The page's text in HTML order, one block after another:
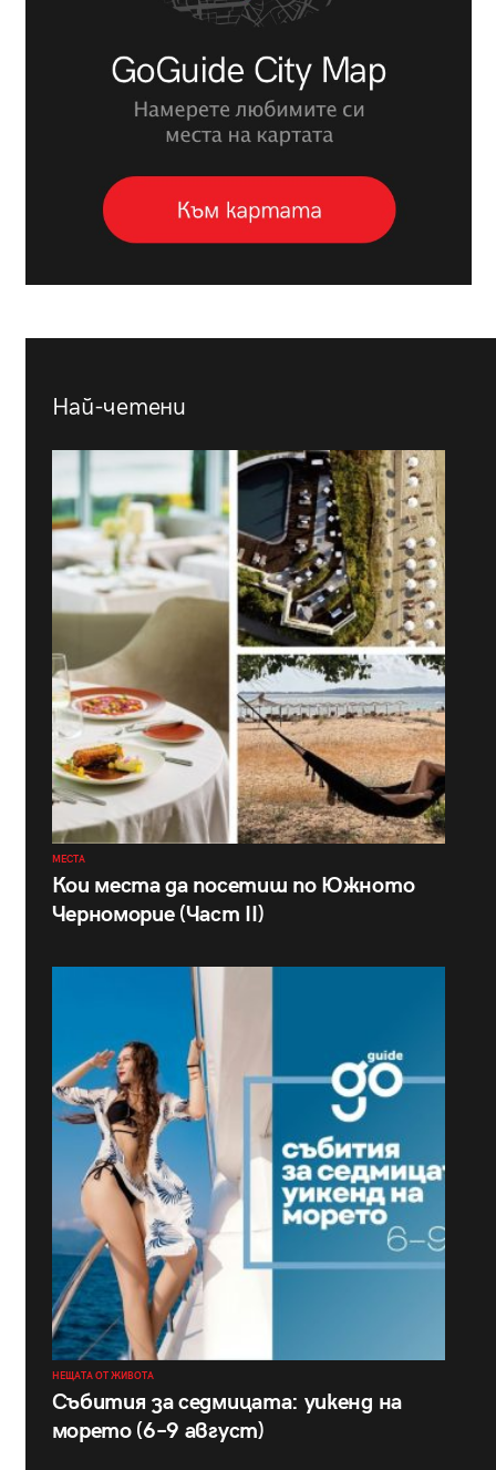
Най-четени
МЕСТА
Кои места да посетиш по Южното
Черноморие (Част II)
НЕЩАТА ОТ ЖИВОТА
Събития за седмицата: уикенд на
морето (6–9 август)